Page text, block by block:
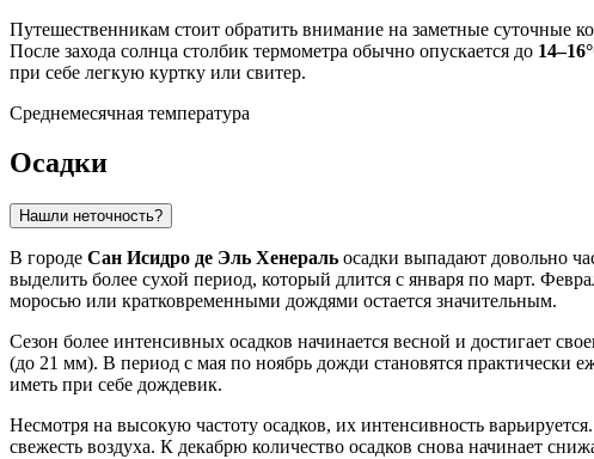
Путешественникам стоит обратить внимание на заметные суточные
После захода солнца столбик термометра обычно опускается до
при себе легкую куртку или свитер.
Среднемесячная температура
Осадки
Нашли неточность?
В городе Сан Исидро де Эль Хенераль осадки выпадают довольно
выделить более сухой период, который длится с января по март.
моросью или кратковременными дождями остается значительным.
Сезон более интенсивных осадков начинается весной и достигает
(до 21 мм). В период с мая по ноябрь дожди становятся практически
иметь при себе дождевик.
Несмотря на высокую частоту осадков, их интенсивность
свежесть воздуха. К декабрю количество осадков снова начинает